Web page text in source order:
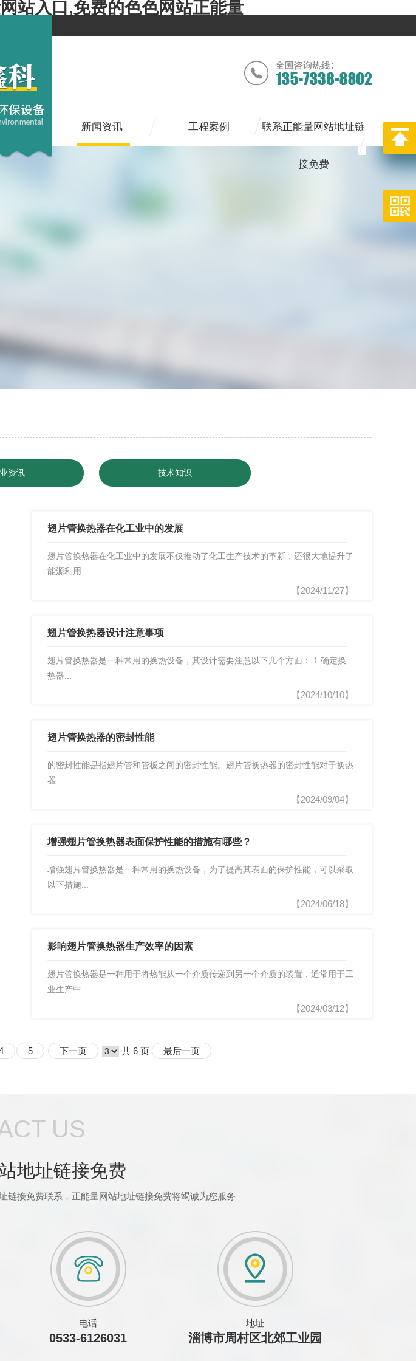
站入口,免费的色色网站正能量
新闻资讯 工程案例 联系正能量网站地址链
接免费
资讯 技术知识
翅片管换热器在化工业中的发展
翅片管换热器在化工业中的发展不仅推动了化工生产技术的革新，还很大地提升了
能源利用...
【2024/11/27】
翅片管换热器设计注意事项
翅片管换热器是一种常用的换热设备，其设计需要注意以下几个方面： 1.确定换
热器...
【2024/10/10】
翅片管换热器的密封性能
的密封性能是指翅片管和管板之间的密封性能。翅片管换热器的密封性能对于换热
器...
【2024/09/04】
增强翅片管换热器表面保护性能的措施有哪些？
增强翅片管换热器是一种常用的换热设备，为了提高其表面的保护性能，可以采取
以下措施...
【2024/06/18】
影响翅片管换热器生产效率的因素
翅片管换热器是一种用于将热能从一个介质传递到另一个介质的装置，通常用于工
业生产中...
【2024/03/12】
5 下一页 共 6 页 最后一页
US
地址链接免费
链接免费联系，正能量网站地址链接免费将竭诚为您服务
电话
0533-6126031
地址
淄博市周村区北郊工业园